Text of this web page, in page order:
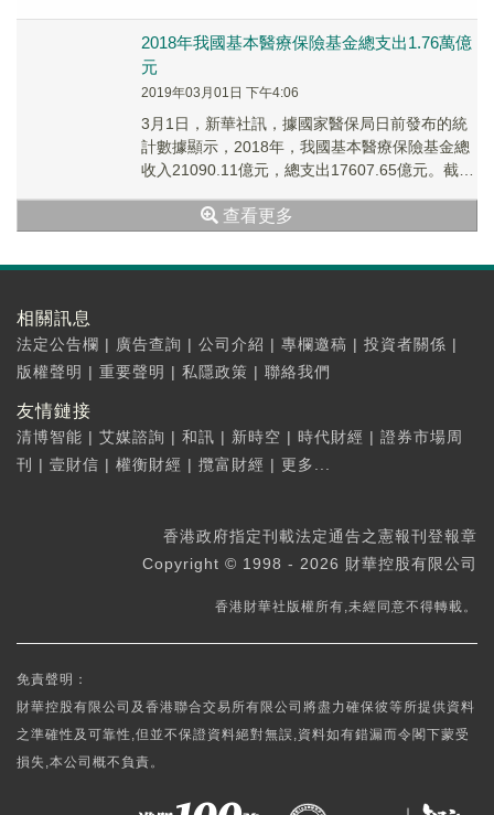
緻。按照...
2018年我國基本醫療保險基金總支出1.76萬億
元
2019年03月01日 下午4:06
3月1日，新華社訊，據國家醫保局日前發布的統
計數據顯示，2018年，我國基本醫療保險基金總
收入21090.11億元，總支出17607.65億元。截至
查看更多
相關訊息
法定公告欄 | 廣告查詢 | 公司介紹 | 專欄邀稿 | 投資者關係 |
版權聲明 | 重要聲明 | 私隱政策 | 聯絡我們
友情鏈接
清博智能 | 艾媒諮詢 | 和訊 | 新時空 | 時代財經 | 證券市場周
刊
| 壹財信 | 權衡財經 | 攬富財經 | 更多...
香港政府指定刊載法定通告之憲報刊登報章
Copyright © 1998 - 2026 財華控股有限公司
香港財華社版權所有,未經同意不得轉載。
免責聲明：
財華控股有限公司及香港聯合交易所有限公司將盡力確保彼等所提供資料
之準確性及可靠性,但並不保證資料絕對無誤,資料如有錯漏而令閣下蒙受
損失,本公司概不負責。